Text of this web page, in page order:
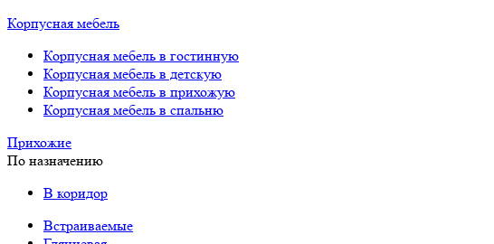
Корпусная мебель
Корпусная мебель в гостинную
Корпусная мебель в детскую
Корпусная мебель в прихожую
Корпусная мебель в спальню
Прихожие
По назначению
В коридор
Встраиваемые